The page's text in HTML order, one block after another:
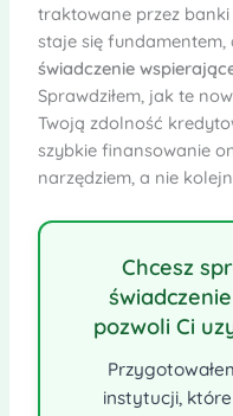
traktowane przez
staje się fundamentem,
świadczenie
Sprawdziłem, jak te
Twoją zdolność
szybkie finansowanie
narzędziem, a nie
Chcesz
pozwoli Ci
instytucji,